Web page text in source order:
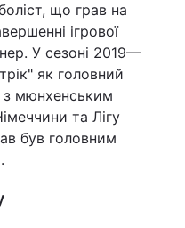
що грав на
ігрової
У сезоні 2019—
як головний
з мюнхенським
та Лігу
був головним